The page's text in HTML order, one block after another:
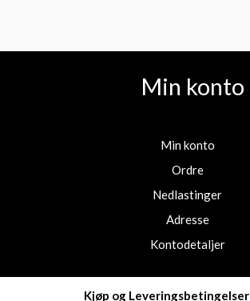
Min konto
Min konto
Ordre
Nedlastinger
Adresse
Kontodetaljer
Kjøp og Leveringsbetingelser